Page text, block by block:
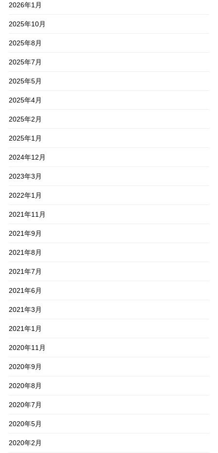
2026年1月
2025年10月
2025年8月
2025年7月
2025年5月
2025年4月
2025年2月
2025年1月
2024年12月
2023年3月
2022年1月
2021年11月
2021年9月
2021年8月
2021年7月
2021年6月
2021年3月
2021年1月
2020年11月
2020年9月
2020年8月
2020年7月
2020年5月
2020年2月